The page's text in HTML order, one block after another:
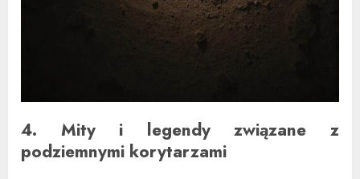
4. Mity i legendy związane z
podziemnymi korytarzami